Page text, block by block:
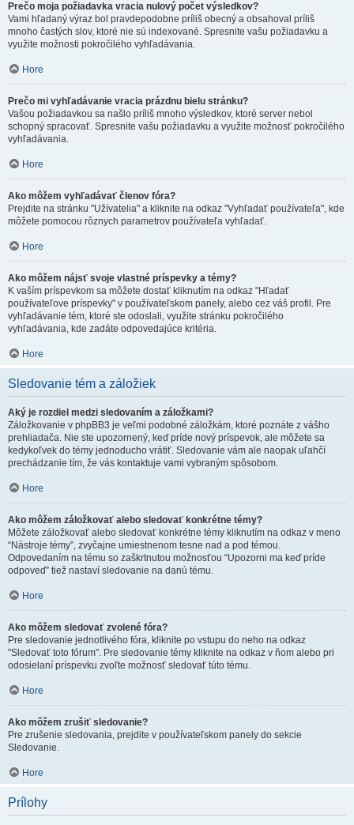
Prečo moja požiadavka vracia nulový počet výsledkov?
Vami hľadaný výraz bol pravdepodobne príliš obecný a obsahoval príliš
mnoho častých slov, ktoré nie sú indexované. Spresnite vašu požiadavku a
využite možnosti pokročilého vyhľadávania.
Hore
Prečo mi vyhľadávanie vracia prázdnu bielu stránku?
Vašou požiadavkou sa našlo príliš mnoho výsledkov, ktoré server nebol
schopný spracovať. Spresnite vašu požiadavku a využite možnosť pokročilého
vyhľadávania.
Hore
Ako môžem vyhľadávať členov fóra?
Prejdite na stránku "Užívatelia" a kliknite na odkaz "Vyhľadať používateľa", kde
môžete pomocou rôznych parametrov používateľa vyhľadať.
Hore
Ako môžem nájsť svoje vlastné príspevky a témy?
K vaším príspevkom sa môžete dostať kliknutím na odkaz "Hľadať
používateľove príspevky" v používateľskom panely, alebo cez váš profil. Pre
vyhľadávanie tém, ktoré ste odoslali, využite stránku pokročilého
vyhľadávania, kde zadáte odpovedajúce kritéria.
Hore
Sledovanie tém a záložiek
Aký je rozdiel medzi sledovaním a záložkami?
Záložkovanie v phpBB3 je veľmi podobné záložkám, ktoré poznáte z vášho
prehliadača. Nie ste upozornený, keď príde nový príspevok, ale môžete sa
kedykoľvek do témy jednoducho vrátiť. Sledovanie vám ale naopak uľahčí
prechádzanie tím, že vás kontaktuje vami vybraným spôsobom.
Hore
Ako môžem záložkovať alebo sledovať konkrétne témy?
Môžete záložkovať alebo sledovať konkrétne témy kliknutím na odkaz v meno
“Nástroje témy”, zvyčajne umiestnenom tesne nad a pod témou.
Odpovedaním na tému so zaškrtnutou možnosťou “Upozorni ma keď príde
odpoveď” tiež nastaví sledovanie na danú tému.
Hore
Ako môžem sledovať zvolené fóra?
Pre sledovanie jednotlivého fóra, kliknite po vstupu do neho na odkaz
"Sledovať toto fórum". Pre sledovanie témy kliknite na odkaz v ňom alebo pri
odosielaní príspevku zvoľte možnosť sledovať túto tému.
Hore
Ako môžem zrušiť sledovanie?
Pre zrušenie sledovania, prejdite v používateľskom panely do sekcie
Sledovanie.
Hore
Prílohy